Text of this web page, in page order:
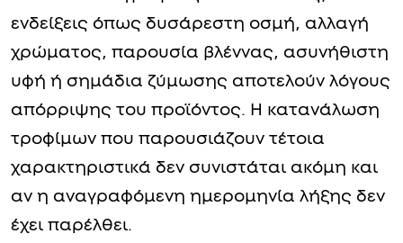
ενδείξεις όπως δυσάρεστη οσμή, αλλαγή
χρώματος, παρουσία βλέννας, ασυνήθιστη
υφή ή σημάδια ζύμωσης αποτελούν λόγους
απόρριψης του προϊόντος. Η κατανάλωση
τροφίμων που παρουσιάζουν τέτοια
χαρακτηριστικά δεν συνιστάται ακόμη και
αν η αναγραφόμενη ημερομηνία λήξης δεν
έχει παρέλθει.